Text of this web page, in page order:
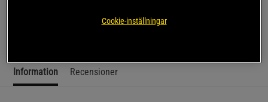
Information Recensioner
Cookie-inställningar